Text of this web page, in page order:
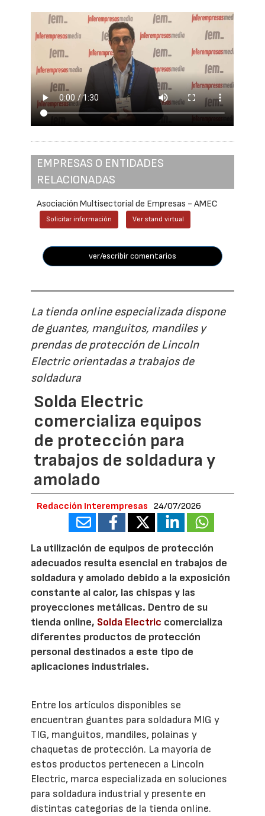
EMPRESAS O ENTIDADES
RELACIONADAS
Asociación Multisectorial de Empresas - AMEC
Solicitar información Ver stand virtual
ver/escribir comentarios
La tienda online especializada dispone
de guantes, manguitos, mandiles y
prendas de protección de Lincoln
Electric orientadas a trabajos de
soldadura
Solda Electric
comercializa equipos
de protección para
trabajos de soldadura y
amolado
Redacción Interempresas 24/07/2026
La utilización de equipos de protección
adecuados resulta esencial en trabajos de
soldadura y amolado debido a la exposición
constante al calor, las chispas y las
proyecciones metálicas. Dentro de su
tienda online, Solda Electric comercializa
diferentes productos de protección
personal destinados a este tipo de
aplicaciones industriales.
Entre los artículos disponibles se
encuentran guantes para soldadura MIG y
TIG, manguitos, mandiles, polainas y
chaquetas de protección. La mayoría de
estos productos pertenecen a Lincoln
Electric, marca especializada en soluciones
para soldadura industrial y presente en
distintas categorías de la tienda online.